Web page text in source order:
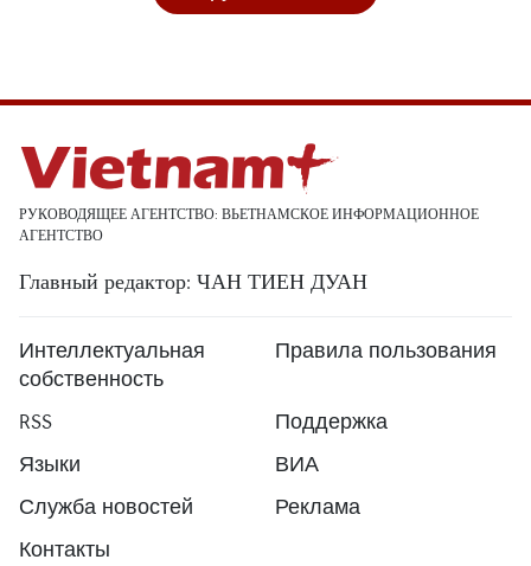
РУКОВОДЯЩЕЕ АГЕНТСТВО: ВЬЕТНАМСКОЕ ИНФОРМАЦИОННОЕ
АГЕНТСТВО
Главный редактор: ЧАН ТИЕН ДУАН
Интеллектуальная
собственность
Правила пользования
RSS
Поддержка
Языки
ВИА
Служба новостей
Реклама
Контакты